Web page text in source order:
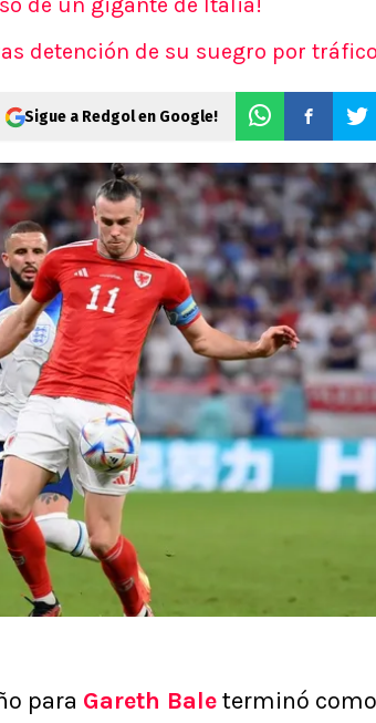
detención de su suegro por tráfico
Sigue a Redgol en Google!
para Gareth Baleterminó como